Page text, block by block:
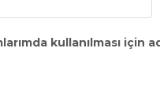
kullanılması için